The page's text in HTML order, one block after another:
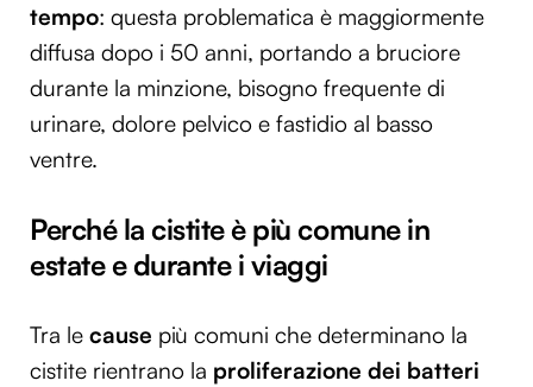
tempo: questa problematica è maggiormente
diffusa dopo i 50 anni, portando a bruciore
durante la minzione, bisogno frequente di
urinare, dolore pelvico e fastidio al basso
ventre.
Perché la cistite è più comune in
estate e durante i viaggi
Tra le cause più comuni che determinano la
cistite rientrano la proliferazione dei batteri